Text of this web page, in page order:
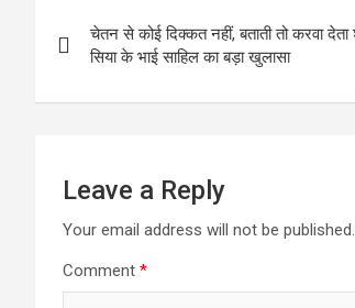
navigation
चेतन से कोई दिक्कत नहीं, बताती तो करवा
सिया के भाई साहिल का बड़ा खुलासा
Leave a Reply
Your email address will not be published.
Comment *